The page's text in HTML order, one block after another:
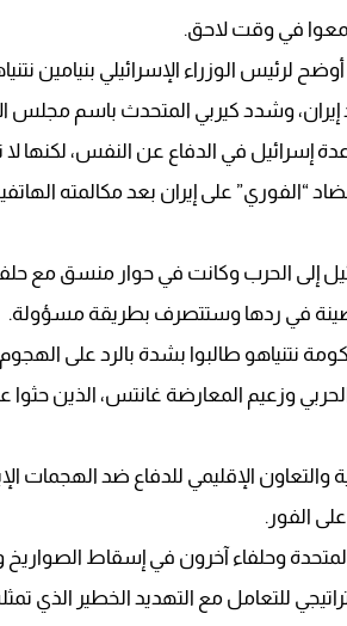
بشاطئ أغروض
في وقت لاحق.
لرئيس الوزراء الإسرائيلي بنيامين
إيران، وشدد كيربي المتحدث باسم مجلس
إسرائيل في الدفاع عن النفس، لكنها لا
“الفوري” على إيران بعد مكالمته
إلى الحرب وكانت في حوار منسق مع
في ردها وستتصرف بطريقة مسؤولة.
نتنياهو طالبوا بشدة بالرد على الهجوم
وزعيم المعارضة غانتس، الذين حثوا
الإقليمي للدفاع ضد الهجمات
الفور.
وحلفاء آخرون في إسقاط الصواريخ
للتعامل مع التهديد الخطير الذي